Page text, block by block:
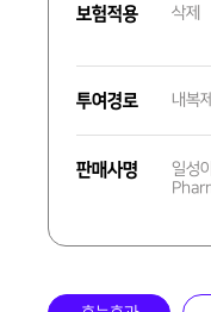
보험적용 삭제
투여경로 내복제
판매사명
일성